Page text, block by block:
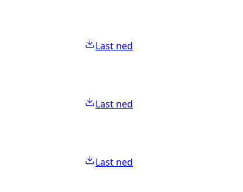
Last ned
Last ned
Last ned